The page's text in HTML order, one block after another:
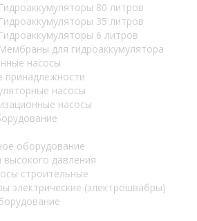
Гидроаккумуляторы 80 литров
Гидроаккумуляторы 35 литров
Гидроаккумуляторы 6 литров
Мембраны для гидроаккумулятора
насосы
принадлежности
насосы
насосы
оборудование
давления
строительные
электрические (электрошвабры)